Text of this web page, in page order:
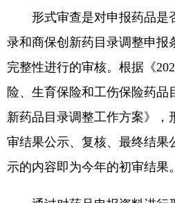
形式审查是对申报药品是
录和商保创新药目录调整申报
完整性进行的审核。根据《
险、生育保险和工伤保险药品
新药品目录调整工作方案》，
审结果公示、复核、最终结果
示的内容即为今年的初审结果。